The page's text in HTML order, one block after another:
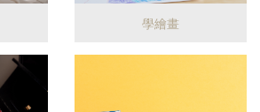
學繪畫